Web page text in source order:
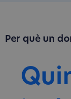
Per què un